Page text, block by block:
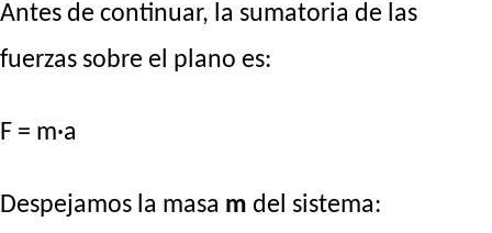
Antes de continuar, la sumatoria de las
fuerzas sobre el plano es:
F = m·a
Despejamos la masa m del sistema: